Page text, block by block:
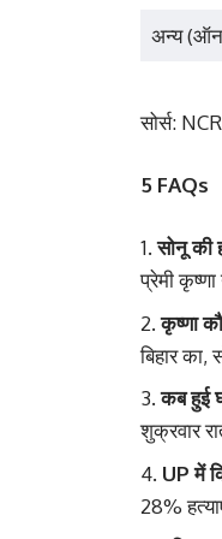
अन्य
सोर्स:
5 FAQs
सोनू की
प्रेमी
कृष्णा
बिहार
कब हुई
शुक्रवार
UP में
28%